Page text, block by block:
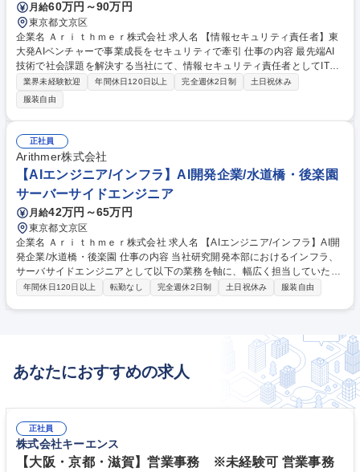
月給60万円～90万円
東京都文京区
企業名 Ａｒｉｔｈｍｅｒ株式会社 求人名 【情報セキュリティ責任者】東
大発AIベンチャーで事業成長をセキュリティで牽引 仕事の内容 最先端AI
技術で社会課題を解決する当社にて、情報セキュリティ責任者としてITシ
ステム戦略の策定・実行、セキュリティ強化、ITガバナンス・内部統制の
確立、および情報システム部全体のマネジメントを担います。 【詳細】■I
Tシステムの戦略的な導入/運用/改善 ■セキュリティ対策の強化とコンプラ
イアンス対応 ■ITガバナンスの確立および内部統制の強化 ■情報システム
部全体のマネジメント ■ベンダー/外部パートナーとの協業を通じた体制構
築【期待すること】裁量をもって、全社セキュリティ戦略の推進をお任せ
し、経営・事業リスクのコントロールを期待。ボード陣との距離は近く、
予算策定や技術選定などの提言にも期待。 募集職種 【情報セキュリティ
責任者】東大発AIベンチャーで事業成長をセキュリティで牽引
業界未経験歓迎 年間休日120日以上 完全週休2日制
土日祝休み
服装自由
正社員
Arithmer株式会社
【AIエンジニア/インフラ】AI開発企業/水道橋・後楽園
サーバーサイドエンジニア
月給42万円～65万円
東京都文京区
企業名 Ａｒｉｔｈｍｅｒ株式会社 求人名 【AIエンジニア/インフラ】AI開
発企業/水道橋・後楽園 仕事の内容 当社研究開発本部におけるインフラ、
サーバサイドエンジニアとして以下の業務を軸に、幅広く担当していただ
きます。 【具体的には】 ■GCP/AWS等、各種クラウドサービスを用いた
ャ設計、コスト計算）、セキュリティ設計、インフラ構築（OS・ミドル
ウェアの導入と設定）等多岐にわたって担当していただきます。 募集職種
【AIエンジニア/インフラ】AI開発企業/水道橋・後楽園
年間休日120日以上 転勤なし 完全週休2日制 土日祝休み 服装自由
あなたにおすすめの求人
正社員
株式会社キーエンス
【大阪・京都・滋賀】営業事務 ※未経験可 営業事務